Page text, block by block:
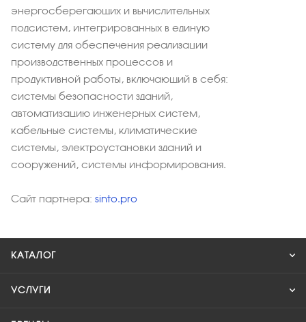
энергосберегающих и вычислительных
подсистем, интегрированных в единую
систему для обеспечения реализации
производственных процессов и
продуктивной работы, включающий в себя:
системы безопасности зданий,
автоматизацию инженерных систем,
кабельные системы, климатические
системы, электроустановки зданий и
сооружений, системы информирования.
Сайт партнера: sinto.pro
КАТАЛОГ
УСЛУГИ